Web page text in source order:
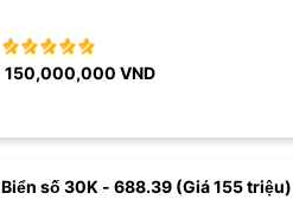
150,000,000 VND
Biển số 30K - 688.39 (Giá 155 triệu)